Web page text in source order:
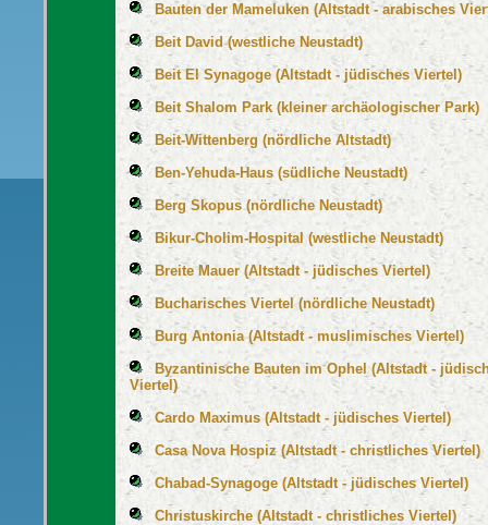
Bauten der Mameluken (Altstadt - arabisches
Beit David (westliche Neustadt)
Beit El Synagoge (Altstadt - jüdisches Viertel)
Beit Shalom Park (kleiner archäologischer Park)
Beit-Wittenberg (nördliche Altstadt)
Ben-Yehuda-Haus (südliche Neustadt)
Berg Skopus (nördliche Neustadt)
Bikur-Cholim-Hospital (westliche Neustadt)
Breite Mauer (Altstadt - jüdisches Viertel)
Bucharisches Viertel (nördliche Neustadt)
Burg Antonia (Altstadt - muslimisches Viertel)
Byzantinische Bauten im Ophel (Altstadt -
Viertel)
Cardo Maximus (Altstadt - jüdisches Viertel)
Casa Nova Hospiz (Altstadt - christliches Viertel)
Chabad-Synagoge (Altstadt - jüdisches Viertel)
Christuskirche (Altstadt - christliches Viertel)